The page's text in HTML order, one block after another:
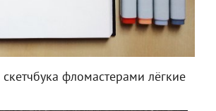
фломастерами лёгкие